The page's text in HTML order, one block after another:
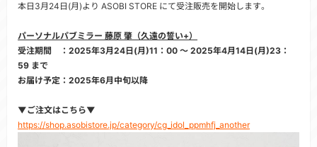
本日3月24日(月)より ASOBI STORE にて受注販売を開始します。
パーソナルパブミラー 藤原 肇（久遠の誓い+）
受注期間 ：2025年3月24日(月)11：00 ～ 2025年4月14日(月)23：
59 まで
お届け予定：2025年6月中旬以降
▼ご注文はこちら▼
https://shop.asobistore.jp/category/cg_idol_ppmhfj_another